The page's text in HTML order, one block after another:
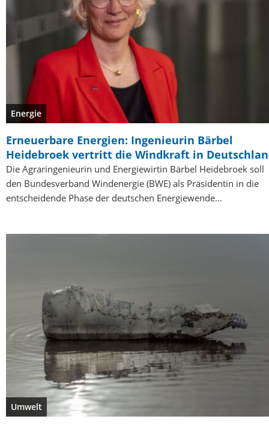
Energie
Erneuerbare Energien: Ingenieurin Bärbel
Heidebroek vertritt die Windkraft in
Die Agraringenieurin und Energiewirtin Bärbel Heidebroek soll
den Bundesverband Windenergie (BWE) als Präsidentin in die
entscheidende Phase der deutschen Energiewende…
Umwelt